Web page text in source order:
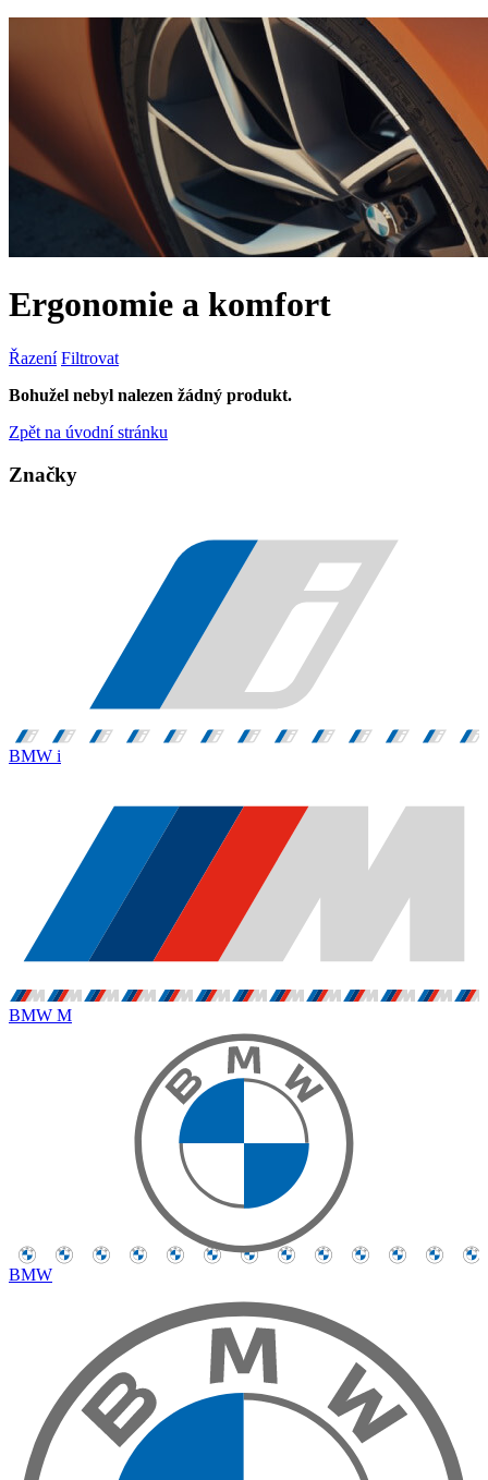
Ergonomie a komfort
Řazení Filtrovat
Bohužel nebyl nalezen žádný produkt.
Zpět na úvodní stránku
Značky
BMW i
BMW M
BMW